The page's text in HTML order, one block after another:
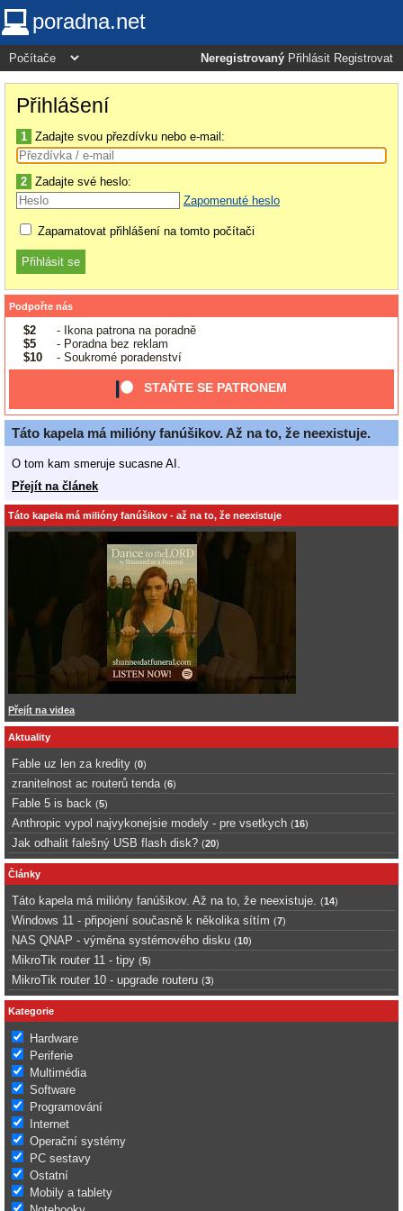
poradna.net
Neregistrovaný Přihlásit Registrovat
Přihlášení
1 Zadajte svou přezdívku nebo e-mail:
2 Zadajte své heslo:
Zapomenuté heslo
Zapamatovat přihlášení na tomto počítači
Podpořte nás
$2
- Ikona patrona na poradně
$5
- Poradna bez reklam
$10
- Soukromé poradenství
STAŇTE SE PATRONEM
Táto kapela má milióny fanúšikov. Až na to, že neexistuje.
O tom kam smeruje sucasne AI.
Přejít na článek
Táto kapela má milióny fanúšikov - až na to, že neexistuje
Přejít na videa
Aktuality
Fable uz len za kredity (0)
zranitelnost ac routerů tenda (6)
Fable 5 is back (5)
Anthropic vypol najvykonejsie modely - pre vsetkych (16)
Jak odhalit falešný USB flash disk? (20)
Články
Táto kapela má milióny fanúšikov. Až na to, že neexistuje. (14)
Windows 11 - připojení současně k několika sítím (7)
NAS QNAP - výměna systémového disku (10)
MikroTik router 11 - tipy (5)
MikroTik router 10 - upgrade routeru (3)
Kategorie
Hardware
Periferie
Multimédia
Software
Programování
Internet
Operační systémy
PC sestavy
Ostatní
Mobily a tablety